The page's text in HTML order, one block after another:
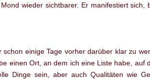
wieder sichtbarer. Er manifestiert sich,
einige Tage vorher darüber klar zu
einen Ort, an dem ich eine Liste habe, auf
Dinge sein, aber auch Qualitäten wie